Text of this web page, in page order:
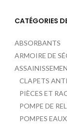
CATÉGORIES
ABSORBANTS
ARMOIRE DE
CLAPETS
PIÈCES ET
POMPE DE
POMPES